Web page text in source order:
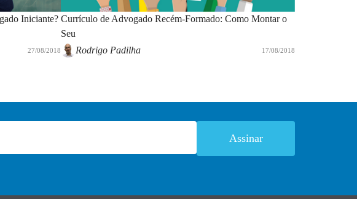
Iniciante?
27/08/2018
Currículo de Advogado Recém-Formado: Como Montar o
Seu
Rodrigo Padilha
17/08/2018